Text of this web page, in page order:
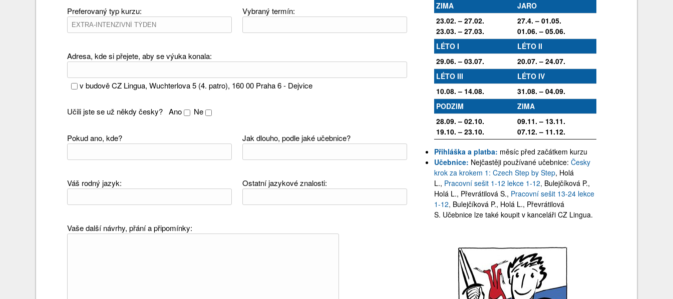
Preferovaný typ kurzu: Vybraný termín:
Adresa, kde si přejete, aby se výuka konala:
v budově CZ Lingua, Wuchterlova 5 (4. patro), 160 00 Praha 6 - Dejvice
Učili jste se už někdy česky? Ano Ne
Pokud ano, kde? Jak dlouho, podle jaké učebnice?
Váš rodný jazyk: Ostatní jazykové znalosti:
Vaše další návrhy, přání a připomínky:
ZIMA
JARO
23.02. – 27.02.
23.03. – 27.03.
27.4. – 01.05.
01.06. – 05.06.
LÉTO I
LÉTO II
29.06. – 03.07.
20.07. – 24.07.
LÉTO III
LÉTO IV
10.08. – 14.08.
31.08. – 04.09.
PODZIM
ZIMA
28.09. – 02.10.
19.10. – 23.10.
09.11. – 13.11.
07.12. – 11.12.
Přihláška a platba: měsíc před začátkem kurzu
Učebnice: Nejčastěji používané učebnice:Česky
krok za krokem 1: Czech Step by Step, Holá
L., Pracovní sešit 1-12 lekce 1-12, Bulejčíková P.,
Holá L., Převrátilová S., Pracovní sešit 13-24 lekce
1-12, Bulejčíková P., Holá L., Převrátilová
S. Učebnice lze také koupit v kanceláři CZ Lingua.